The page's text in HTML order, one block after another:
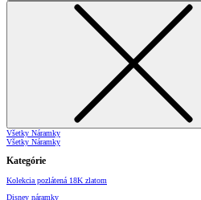
Všetky Náramky
Všetky Náramky
Kategórie
Kolekcia pozlátená 18K zlatom
Disney náramky